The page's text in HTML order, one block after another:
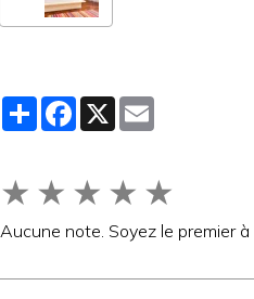
PartagerFacebook
X
★ ★ ★ ★ ★
Aucune note. Soyez le premier